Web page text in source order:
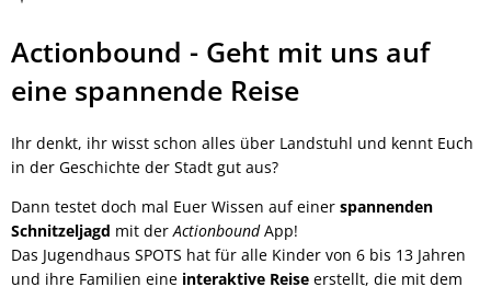
Action
Bound
Actionbound - Geht mit uns auf
eine spannende Reise
Ihr denkt, ihr wisst schon alles über Landstuhl und kennt Euch
in der Geschichte der Stadt gut aus?
Dann testet doch mal Euer Wissen auf einer spannenden
Schnitzeljagd mit derActionboundApp!
Das Jugendhaus SPOTS hat für alle Kinder von 6 bis 13 Jahren
und ihre Familien eine interaktive Reise erstellt, die mit dem